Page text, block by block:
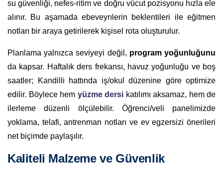
su güvenliği, nefes-ritim ve doğru vücut pozisyonu hızla ele
alınır. Bu aşamada ebeveynlerin beklentileri ile eğitmen
notları bir araya getirilerek kişisel rota oluşturulur.
Planlama yalnızca seviyeyi değil, program yoğunluğunu
da kapsar. Haftalık ders frekansı, havuz yoğunluğu ve boş
saatler; Kandilli hattında iş/okul düzenine göre optimize
edilir. Böylece hem yüzme dersi katılımı aksamaz, hem de
ilerleme düzenli ölçülebilir. Öğrenci/veli panelimizde
yoklama, telafi, antrenman notları ve ev egzersizi önerileri
net biçimde paylaşılır.
Kaliteli Malzeme ve Güvenlik